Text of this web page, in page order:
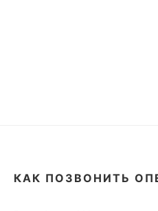
КАК ПОЗВОНИТЬ